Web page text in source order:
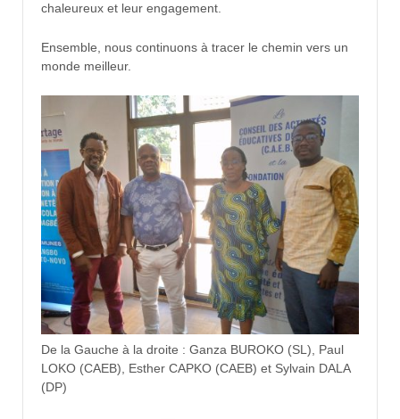
chaleureux et leur engagement.
Ensemble, nous continuons à tracer le chemin vers un
monde meilleur.
De la Gauche à la droite : Ganza BUROKO (SL), Paul
LOKO (CAEB), Esther CAPKO (CAEB) et Sylvain DALA
(DP)